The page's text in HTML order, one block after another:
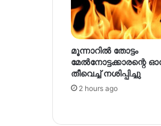
മൂന്നാറിൽ തോട്ടം
മേൽനോട്ടക്കാരന്റെ
തീവെച്ച് നശിപ്പിച്ചു
2 hours ago